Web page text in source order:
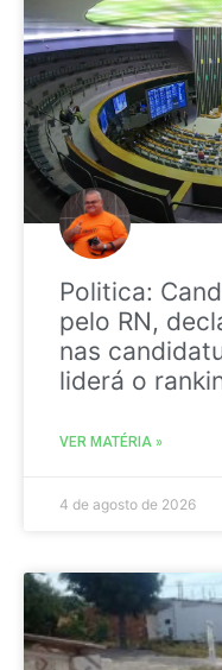
Politica:
pelo RN,
nas
liderá o
VER MATÉRIA »
4 de agosto de 2026